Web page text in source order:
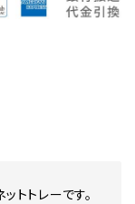
トトレーです。